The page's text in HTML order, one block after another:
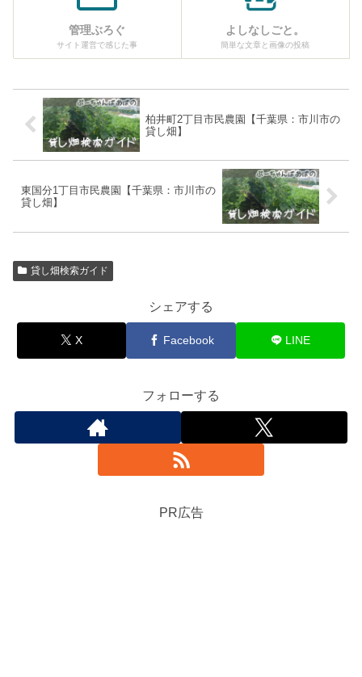
管理ぶろぐ
サイト運営で感じた事
よしなしごと。
簡単な文章と画像の投稿
柏井町2丁目市民農園【千葉県：市川市の
貸し畑】
東国分1丁目市民農園【千葉県：市川市の
貸し畑】
貸し畑検索ガイド
シェアする
X Facebook LINE
フォローする
PR広告